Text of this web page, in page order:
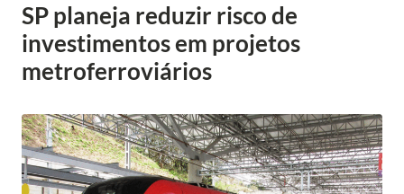
SP planeja reduzir risco de
investimentos em projetos
metroferroviários